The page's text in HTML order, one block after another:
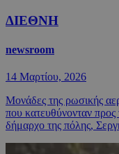
ΔΙΕΘΝΗ
newsroom
14 Μαρτίου, 2026
Μονάδες της ρωσικής
που κατευθύνονταν
δήμαρχο της πόλης,